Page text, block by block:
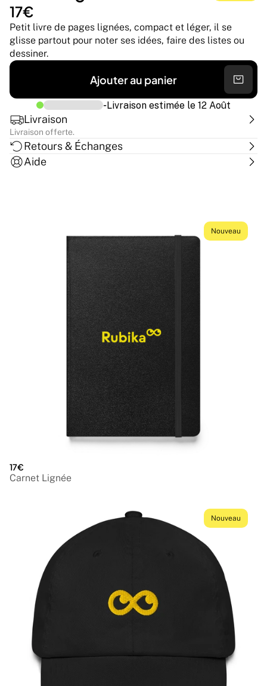
17€
Petit livre de pages lignées, compact et léger, il se
glisse partout pour noter ses idées, faire des listes ou
dessiner.
Ajouter au panier
-Livraison estimée le 12 Août
Livraison
Livraison offerte.
Retours & Échanges
Aide
Nouveau
17€
Carnet Lignée
Nouveau